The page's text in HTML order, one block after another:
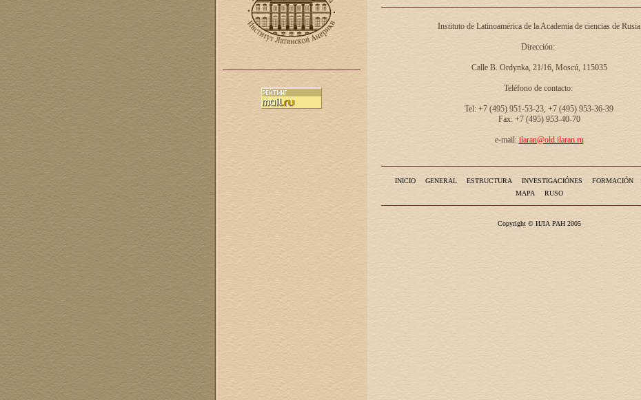
Instituto de Latinoamérica de la Academia de ciencias de Rusia
Dirección:
Calle B. Ordynka, 21/16, Moscú, 115035
Teléfono de contacto:
Tel: +7 (495) 951-53-23, +7 (495) 953-36-39
Fax: +7 (495) 953-40-70
e-mail: ilaran@old.ilaran.ru
INICIO GENERAL ESTRUCTURA INVESTIGACIÓNES FORMACIÓN
MAPA
RUSO
Copyright © ИЛА РАН 2005